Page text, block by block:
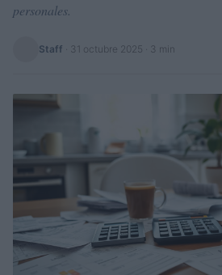
personales.
Staff 31 octubre 2025 · 3 min